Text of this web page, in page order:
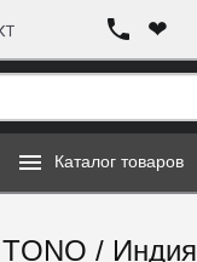
❤
Каталог товаров
TONO / Индия